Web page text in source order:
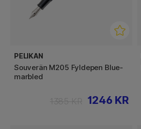
PELIKAN
Souverän M205 Fyldepen Blue-
marbled
1246 KR